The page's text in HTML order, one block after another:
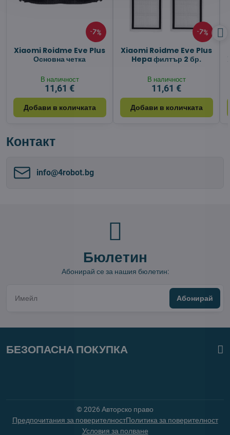
7%
Xiaomi Roidme Eve Plus
Основна четка
В наличност
11,61 €
Добави в количката
7%
Xiaomi Roidme Eve Plus
Hepa филтър 2 бр.
В наличност
11,61 €
Добави в количката
Контакт
info​@4robot​.bg
Бюлетин
Абонирай се за нашия бюлетин:
Абонирай
БЕЗОПАСНА ПОКУПКА
©2026 Авторско право
Предпочитания за поверителностПолитика за поверителност
Условия за полване